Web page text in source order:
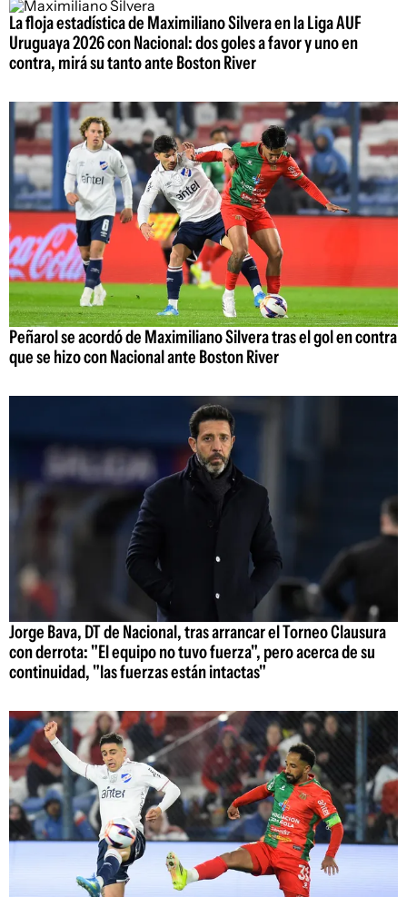
La floja estadística de Maximiliano Silvera en la Liga AUF
Uruguaya 2026 con Nacional: dos goles a favor y uno en
contra, mirá su tanto ante Boston River
Peñarol se acordó de Maximiliano Silvera tras el gol en contra
que se hizo con Nacional ante Boston River
Jorge Bava, DT de Nacional, tras arrancar el Torneo Clausura
con derrota: "El equipo no tuvo fuerza", pero acerca de su
continuidad, "las fuerzas están intactas"